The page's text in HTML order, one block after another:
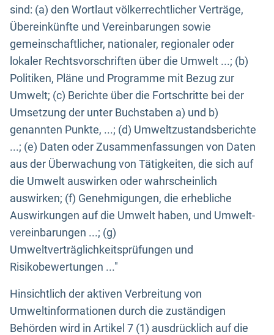
sind: (a) den Wortlaut völkerrechtlicher Verträge,
Übereinkünfte und Vereinbarungen sowie
gemeinschaftlicher, nationaler, regionaler oder
lokaler Rechtsvorschriften über die Umwelt ...; (b)
Politiken, Pläne und Programme mit Bezug zur
Umwelt; (c) Berichte über die Fortschritte bei der
Umsetzung der unter Buchstaben a) und b)
genannten Punkte, ...; (d) Umweltzustandsberichte
...; (e) Daten oder Zusammenfassungen von Daten
aus der Überwachung von Tätigkeiten, die sich auf
die Umwelt auswirken oder wahrscheinlich
auswirken; (f) Genehmigungen, die erhebliche
Auswirkungen auf die Umwelt haben, und Umwelt-
vereinbarungen ...; (g)
Umweltverträglichkeitsprüfungen und
Risikobewertungen ..."
Hinsichtlich der aktiven Verbreitung von
Umweltinformationen durch die zuständigen
Behörden wird in Artikel 7 (1) ausdrücklich auf die